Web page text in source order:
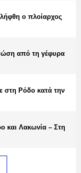
ο πλοίαρχος
από τη γέφυρα
στη Ρόδο κατά την
και Λακωνία – Στη